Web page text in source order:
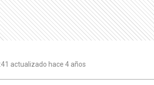
actualizado hace 4 años